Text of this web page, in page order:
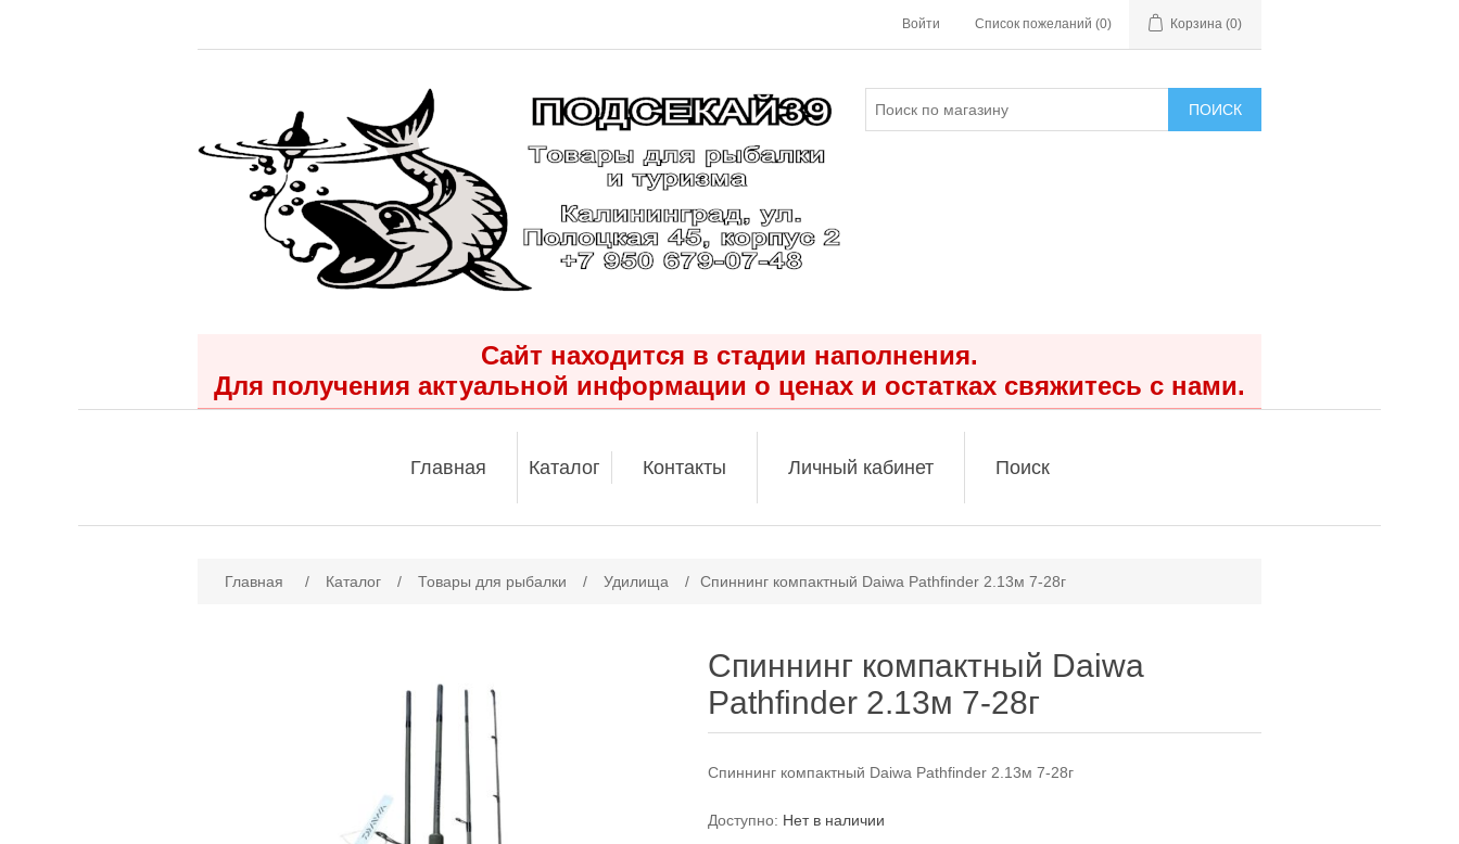
Войти Список пожеланий (0) Корзина (0)
ПОИСК
Сайт находится в стадии наполнения.
Для получения актуальной информации о ценах и остатках свяжитесь с нами.
Главная Каталог Контакты Личный кабинет Поиск
Главная / Каталог / Товары для рыбалки / Удилища / Спиннинг компактный Daiwa Pathfinder 2.13м 7-28г
Спиннинг компактный Daiwa
Pathfinder 2.13м 7-28г
Спиннинг компактный Daiwa Pathfinder 2.13м 7-28г
Доступно: Нет в наличии